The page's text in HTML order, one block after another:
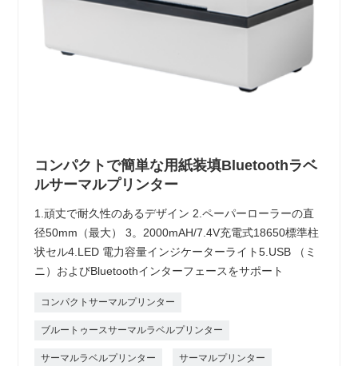
コンパクトで簡単な用紙装填Bluetoothラベ
ルサーマルプリンター
1.頑丈で耐久性のあるデザイン 2.ペーパーローラーの直
径50mm（最大） 3。2000mAH/7.4V充電式18650標準柱
状セル4.LED 電力容量インジケーターライト5.USB （ミ
ニ）およびBluetoothインターフェースをサポート
コンパクトサーマルプリンター
ブルートゥースサーマルラベルプリンター
サーマルラベルプリンター サーマルプリンター